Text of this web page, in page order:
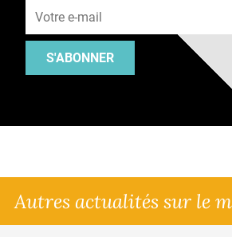
S'ABONNER
Autres actualités sur le